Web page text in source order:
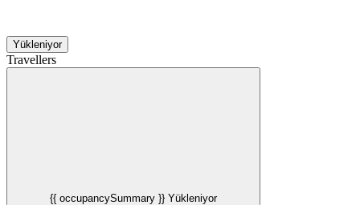
Yükleniyor
Travellers
{{ occupancySummary }} Yükleniyor